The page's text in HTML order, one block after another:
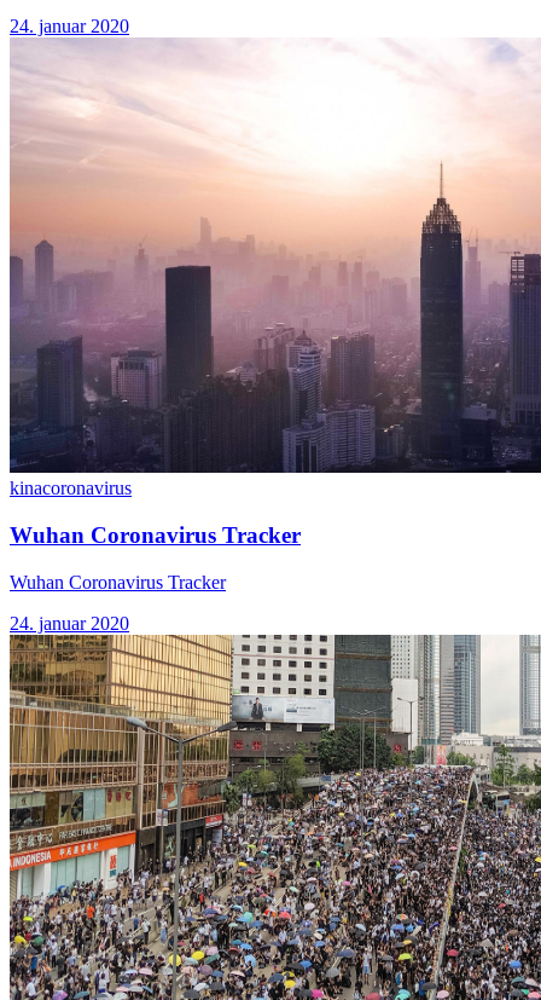
24. januar 2020
kinacoronavirus
Wuhan Coronavirus Tracker
Wuhan Coronavirus Tracker
24. januar 2020